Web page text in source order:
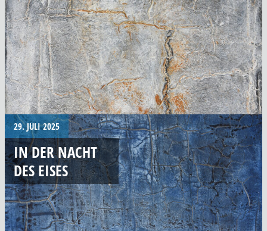
29. JULI 2025
IN DER NACHT
DES EISES